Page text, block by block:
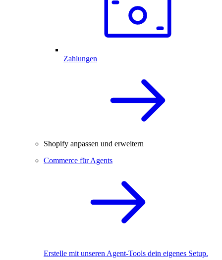
Zahlungen
Shopify anpassen und erweitern
Commerce für Agents
Erstelle mit unseren Agent-Tools dein eigenes Setup.